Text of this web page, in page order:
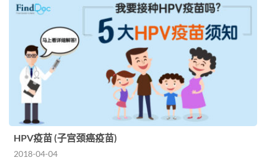
HPV疫苗 (子宫颈癌疫苗)
2018-04-04